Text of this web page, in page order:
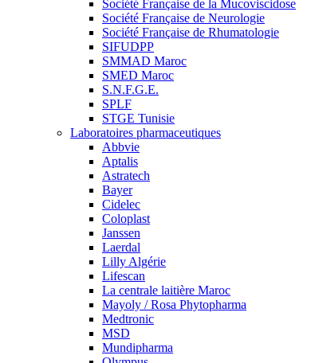
Société Française de la Mucoviscidose
Société Française de Neurologie
Société Française de Rhumatologie
SIFUDPP
SMMAD Maroc
SMED Maroc
S.N.F.G.E.
SPLF
STGE Tunisie
Laboratoires pharmaceutiques
Abbvie
Aptalis
Astratech
Bayer
Cidelec
Coloplast
Janssen
Laerdal
Lilly Algérie
Lifescan
La centrale laitière Maroc
Mayoly / Rosa Phytopharma
Medtronic
MSD
Mundipharma